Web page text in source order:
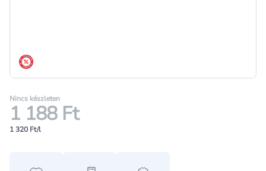
árréscsökkentés
Nincs készleten
1 188 Ft
1 320 Ft/l